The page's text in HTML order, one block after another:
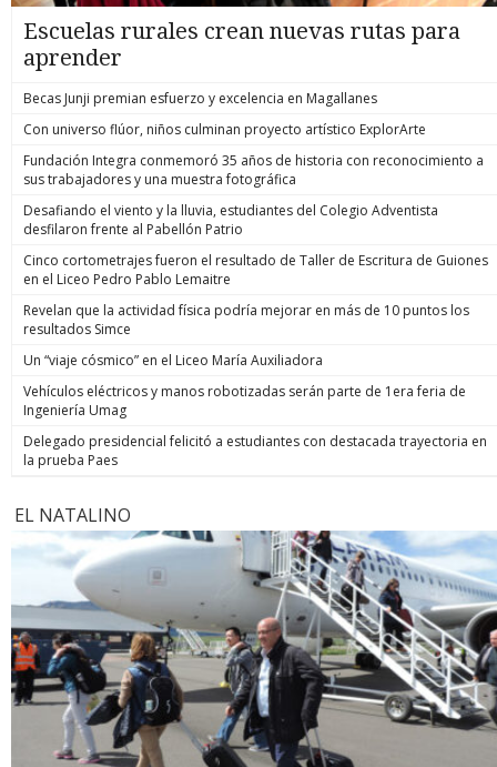
Escuelas rurales crean nuevas rutas para
aprender
Becas Junji premian esfuerzo y excelencia en Magallanes
Con universo flúor, niños culminan proyecto artístico ExplorArte
Fundación Integra conmemoró 35 años de historia con reconocimiento a
sus trabajadores y una muestra fotográfica
Desafiando el viento y la lluvia, estudiantes del Colegio Adventista
desfilaron frente al Pabellón Patrio
Cinco cortometrajes fueron el resultado de Taller de Escritura de Guiones
en el Liceo Pedro Pablo Lemaitre
Revelan que la actividad física podría mejorar en más de 10 puntos los
resultados Simce
Un “viaje cósmico” en el Liceo María Auxiliadora
Vehículos eléctricos y manos robotizadas serán parte de 1era feria de
Ingeniería Umag
Delegado presidencial felicitó a estudiantes con destacada trayectoria en
la prueba Paes
EL NATALINO